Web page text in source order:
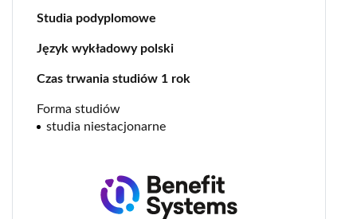
Studia podyplomowe
Język wykładowy polski
Czas trwania studiów 1 rok
Forma studiów
studia niestacjonarne